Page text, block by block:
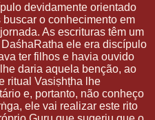
devidamente orientado
o conhecimento em
As escrituras têm um
ele era discípulo
ter filhos e havia ouvido
daria aquela benção, ao
ritual Vasiṣhṭha lhe
e, portanto, não conheço
ele vai realizar este rito